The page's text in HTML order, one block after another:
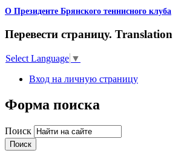
О Президенте Брянского теннисного клуба
Перевести страницу. Translation
Select Language ▼
Вход на личную страницу
Форма поиска
Поиск